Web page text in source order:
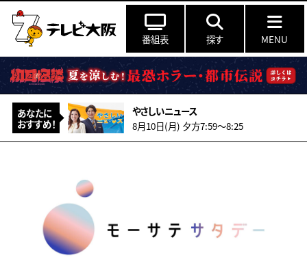
番組表 探す MENU
あなたに
おすすめ！
やさしいニュース
8月10日(月) 夕方7:59〜8:25